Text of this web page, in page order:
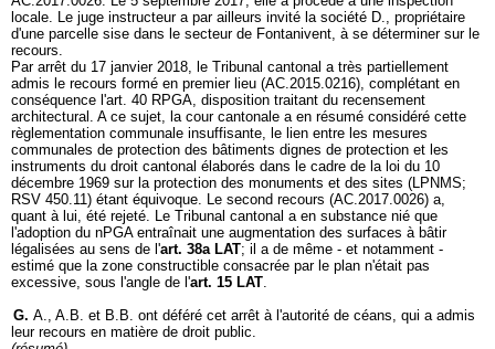
locale. Le juge instructeur a par ailleurs invité la société D., propriétaire
d'une parcelle sise dans le secteur de Fontanivent, à se déterminer sur le
recours.
Par arrêt du 17 janvier 2018, le Tribunal cantonal a très partiellement
admis le recours formé en premier lieu (AC.2015.0216), complétant en
conséquence l'art. 40 RPGA, disposition traitant du recensement
architectural. A ce sujet, la cour cantonale a en résumé considéré cette
règlementation communale insuffisante, le lien entre les mesures
communales de protection des bâtiments dignes de protection et les
instruments du droit cantonal élaborés dans le cadre de la loi du 10
décembre 1969 sur la protection des monuments et des sites (LPNMS;
RSV 450.11) étant équivoque. Le second recours (AC.2017.0026) a,
quant à lui, été rejeté. Le Tribunal cantonal a en substance nié que
l'adoption du nPGA entraînait une augmentation des surfaces à bâtir
légalisées au sens de l'art. 38a LAT; il a de même - et notamment -
estimé que la zone constructible consacrée par le plan n'était pas
excessive, sous l'angle de l'art. 15 LAT.
G. A., A.B. et B.B. ont déféré cet arrêt à l'autorité de céans, qui a admis
leur recours en matière de droit public.